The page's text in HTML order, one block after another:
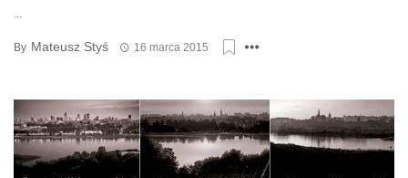
...
By Mateusz Styś 16 marca 2015